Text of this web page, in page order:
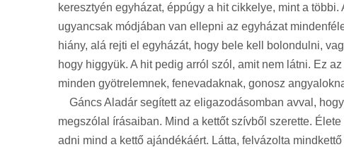
keresztyén egyházat, éppúgy a hit cikkelye, mint a
ugyancsak módjában van ellepni az egyházat
hiány, alá rejti el egyházát, hogy bele kell bolondulni,
hogy higgyük. A hit pedig arról szól, amit nem látni. Ez
minden gyötrelemnek, fenevadaknak, gonosz
Gáncs Aladár segített az eligazodásomban avval,
megszólal írásaiban. Mind a kettőt szívből szerette.
adni mind a kettő ajándékáért. Látta, felvázolta